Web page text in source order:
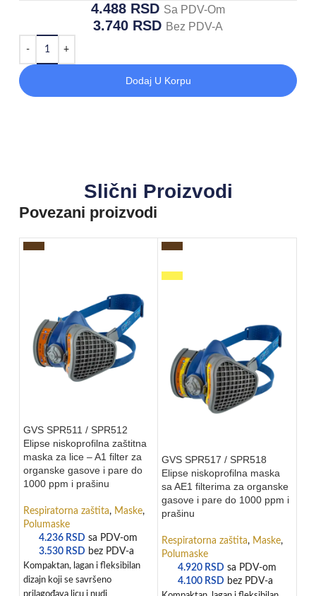
4.488 RSD Sa PDV-Om
3.740 RSD Bez PDV-A
Dodaj U Korpu
Slični Proizvodi
Povezani proizvodi
GVS SPR511 / SPR512
Elipse niskoprofilna zaštitna
maska za lice – A1 filter za
organske gasove i pare do
1000 ppm i prašinu
Respiratorna zaštita, Maske,
Polumaske
4.236 RSD sa PDV-om
3.530 RSD bez PDV-a
Kompaktan, lagan i fleksibilan
dizajn koji se savršeno
prilagođava licu i nudi
GVS SPR517 / SPR518
Elipse niskoprofilna maska
sa AE1 filterima za organske
gasove i pare do 1000 ppm i
prašinu
Respiratorna zaštita, Maske,
Polumaske
4.920 RSD sa PDV-om
4.100 RSD bez PDV-a